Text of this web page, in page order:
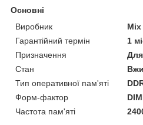
Основні
Виробник
Mix
Гарантійний термін
1
Призначення
Стан
Тип оперативної пам'яті
Форм-фактор
Частота пам'яті